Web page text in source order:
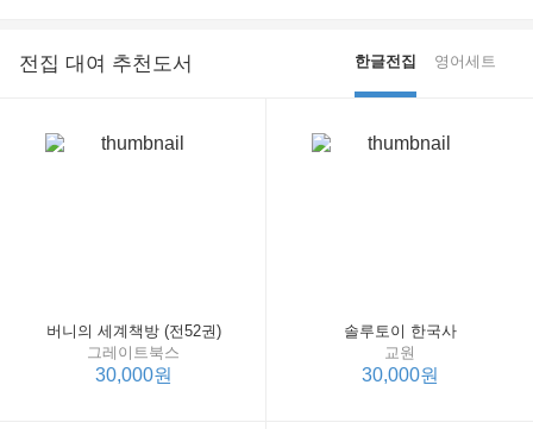
전집 대여 추천도서 한글전집 영어세트
버니의 세계책방 (전52권)
그레이트북스
30,000원
솔루토이 한국사
교원
30,000원